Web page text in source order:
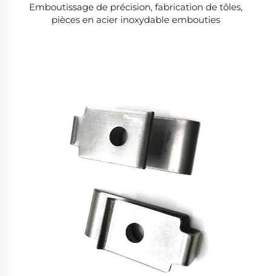
Emboutissage de précision, fabrication de tôles,
pièces en acier inoxydable embouties